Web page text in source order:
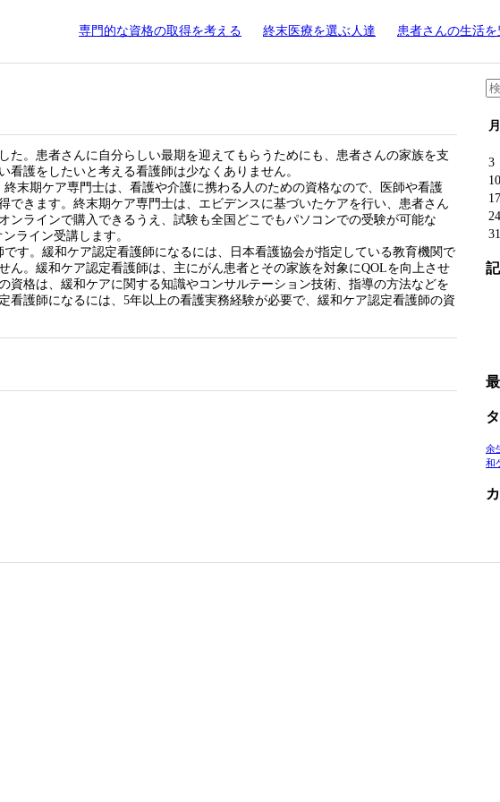
専門的な資格の取得を考える 終末医療を選ぶ人達 患者さんの生活
た。患者さんに自分らしい最期を迎えてもらうためにも、患者さんの家族を支
護をしたいと考える看護師は少なくありません。
末期ケア専門士は、看護や介護に携わる人のための資格なので、医師や看護
できます。終末期ケア専門士は、エビデンスに基づいたケアを行い、患者さん
ンラインで購入できるうえ、試験も全国どこでもパソコンでの受験が可能な
ライン受講します。
す。緩和ケア認定看護師になるには、日本看護協会が指定している教育機関で
ん。緩和ケア認定看護師は、主にがん患者とその家族を対象にQOLを向上させ
資格は、緩和ケアに関する知識やコンサルテーション技術、指導の方法などを
護師になるには、5年以上の看護実務経験が必要で、緩和ケア認定看護師の資
検
索:
月
3
10
17
24
31
余
和